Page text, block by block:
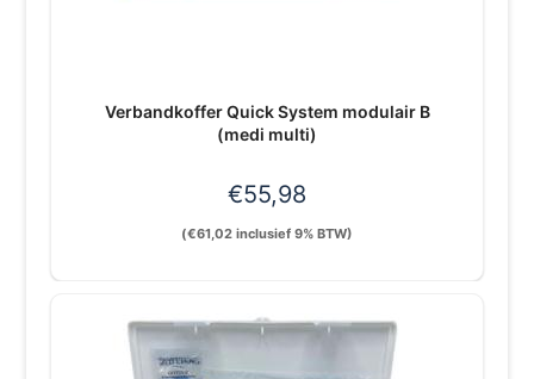
Verbandkoffer Quick System modulair B
(medi multi)
€55,98
(€61,02 inclusief 9% BTW)